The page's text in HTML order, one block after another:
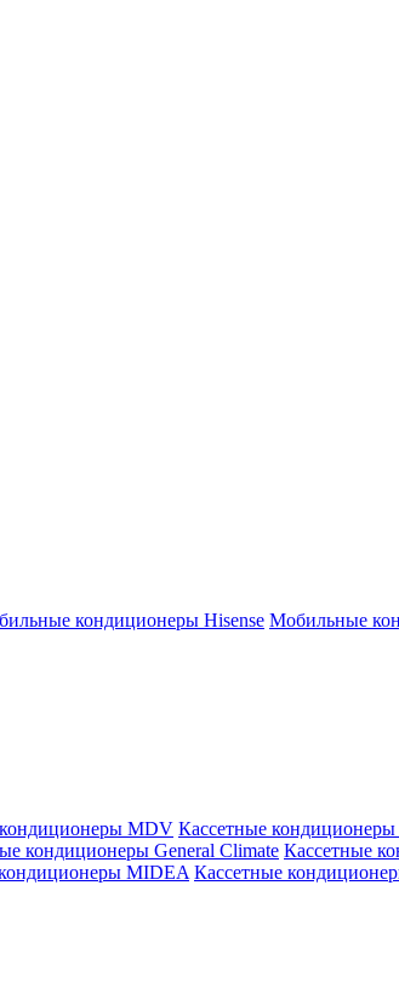
кондиционеры Hisense Мобильные
MDV Кассетные
кондиционеры General Climate Кассетные
MIDEA Кассетные